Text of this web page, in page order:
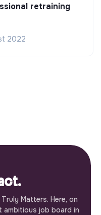
retraining
2022
Matters. Here, on
ambitious job board in